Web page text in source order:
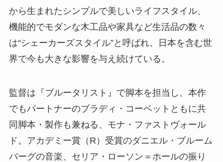
から生まれたシンプルで美しいライフスタイル、
機能的でモダンな木工品や家具など生活品の数々
は“シェーカーズスタイル”と呼ばれ、日本を含む世
界で今も大きな影響を与え続けている。
監督は『ブルータリスト』で脚本を担当し、本作
でもパートナーのブラディ・コーベットともに共
同脚本・製作も兼ねる、モナ・ファストヴォール
ド。アカデミー賞（R）受賞のダニエル・ブルーム
バーグの音楽、セリア・ローソン＝ホールの振り